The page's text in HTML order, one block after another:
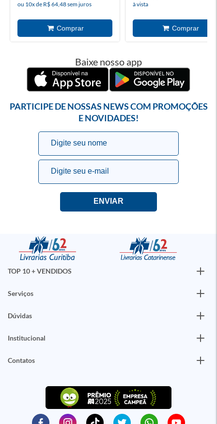
ou 10x de R$ 64,48 sem juros à vista
Baixe nosso app
PARTICIPE DE NOSSAS NEWS COM PROMOÇÕES
E NOVIDADES!
TOP 10 + VENDIDOS
Serviços
Dúvidas
Institucional
Contatos